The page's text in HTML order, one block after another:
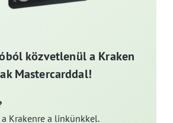
közvetlenül a Kraken
Mastercarddal!
Krakenre a linkünkkel.